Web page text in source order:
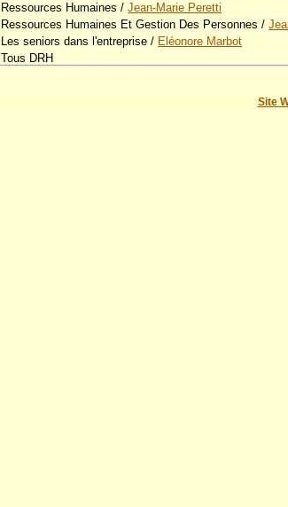
Ressources Humaines /Jean-Marie Peretti
Ressources Humaines Et Gestion Des Personnes /
Les seniors dans l'entreprise / Eléonore Marbot
Tous DRH
Site